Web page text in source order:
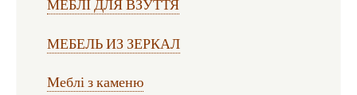
МЕБЛІ ДЛЯ ВЗУТТЯ
МЕБЕЛЬ ИЗ ЗЕРКАЛ
Меблі з каменю